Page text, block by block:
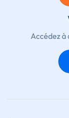
Accédez à